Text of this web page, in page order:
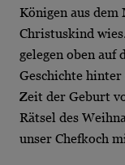
Königen aus dem
Christuskind
gelegen oben
Geschichte
Zeit der Geburt
Rätsel des
unser Chefkoch